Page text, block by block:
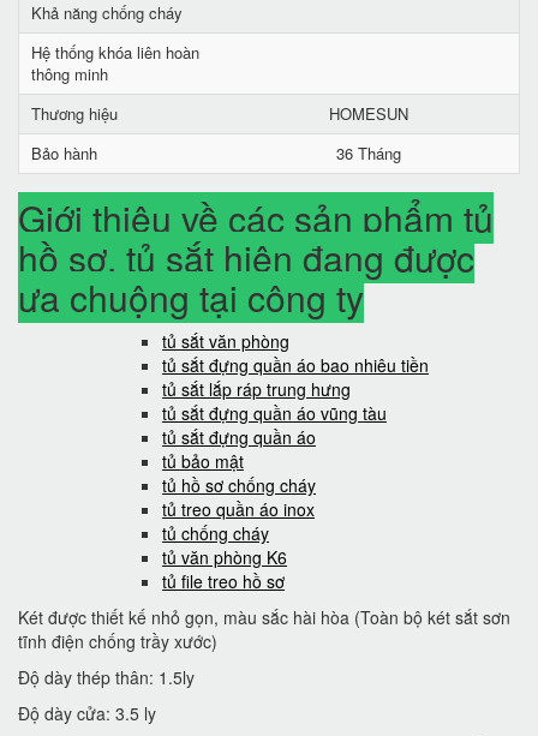
Khả năng chống cháy
Hệ thống khóa liên hoàn
thông minh
Thương hiệu
HOMESUN
Bảo hành
36 Tháng
Giới thiệu về các sản phẩm tủ
hồ sơ, tủ sắt hiện đang được
ưa chuộng tại công ty
tủ sắt văn phòng
tủ sắt đựng quần áo bao nhiêu tiền
tủ sắt lắp ráp trung hưng
tủ sắt đựng quần áo vũng tàu
tủ sắt đựng quần áo
tủ bảo mật
tủ hồ sơ chống cháy
tủ treo quần áo inox
tủ chống cháy
tủ văn phòng K6
tủ file treo hồ sơ
Két được thiết kế nhỏ gọn, màu sắc hài hòa (Toàn bộ két sắt sơn
tĩnh điện chống trầy xước)
Độ dày thép thân: 1.5ly
Độ dày cửa: 3.5 ly